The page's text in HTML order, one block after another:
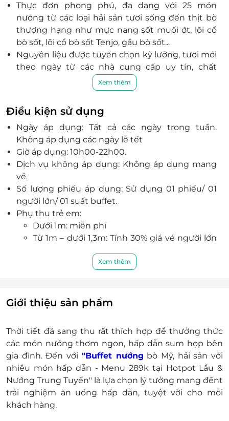
Thực đơn phong phú, đa dạng với 25 món
nướng từ các loại hải sản tươi sống đến thịt bò
thượng hạng như mực nang sốt muối ớt, lõi cổ
bò sốt, lõi cổ bò sốt Tenjo, gầu bò sốt...
Nguyên liệu được tuyển chọn kỹ lưỡng, tươi mới
theo ngày từ các nhà cung cấp uy tín, chất
lượng bảo đảm vệ sinh an toàn thực phẩm.
Với đội ngũ nhân viên chuyên nghiệp, chu đáo,
nhiệt tình cùng chất lượng dịch vụ đẳng
cấp, Hotpot Lẩu & Nướng Trung Tuyến sẽ mang
đến sự hài lòng nhất tới mọi khách hàng.
Xem thêm
Điều kiện sử dụng
Ngày áp dụng: Tất cả các ngày trong tuần.
Không áp dụng các ngày lễ tết
Giờ áp dụng: 10h00-22h00.
Dịch vụ không áp dụng: Không áp dụng mang
về.
Số lượng phiếu áp dụng: Sử dụng 01 phiếu/ 01
người lớn/ 01 suất buffet.
Phụ thu trẻ em:
Dưới 1m: miễn phí
Từ 1m – dưới 1,3m: Tính 30% giá vé người lớn
Từ 1,3m trở lên: Tính 01 voucher như người
hàng có quyền từ chối khách hàng không đặt
chỗ trước trong trường hợp nhà hàng quá tải).
hoặc Hotline: 0974 768 577
Địa chỉ: Số 970 Nguyễn Văn Quá, Phường
Đông Hưng Thuận, Quận 12, TP. Hồ Chí Minh.
Giá voucher chưa bao gồm VAT, khăn & nước
uống. Nhà hàng luôn phụ thu thêm VAT khi ra
bill cho khách hàng. (Khách hàng vui lòng bù
thêm chênh lệch phát sinh nếu có trực tiếp tại
Xem thêm
Giới thiệu sản phẩm
Thời tiết đã sang thu rất thích hợp để thưởng thức
các món nướng thơm ngon, hấp dẫn sum họp bên
gia đình. Đến với "Buffet nướng bò Mỹ, hải sản với
nhiều món hấp dẫn - Menu 289k tại Hotpot Lẩu &
Nướng Trung Tuyến" là lựa chọn lý tưởng mang đếnt
trải nghiệm ăn uống hấp dẫn, tuyệt vời cho mỗi
khách hàng.